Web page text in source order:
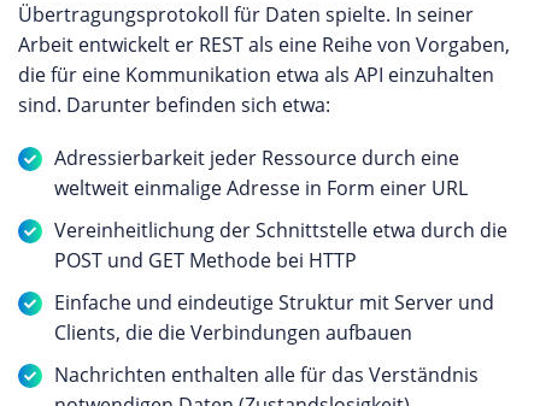
Übertragungsprotokoll für Daten spielte. In seiner
Arbeit entwickelt er REST als eine Reihe von Vorgaben,
die für eine Kommunikation etwa als API einzuhalten
sind. Darunter befinden sich etwa:
Adressierbarkeit jeder Ressource durch eine
weltweit einmalige Adresse in Form einer URL
Vereinheitlichung der Schnittstelle etwa durch die
POST und GET Methode bei HTTP
Einfache und eindeutige Struktur mit Server und
Clients, die die Verbindungen aufbauen
Nachrichten enthalten alle für das Verständnis